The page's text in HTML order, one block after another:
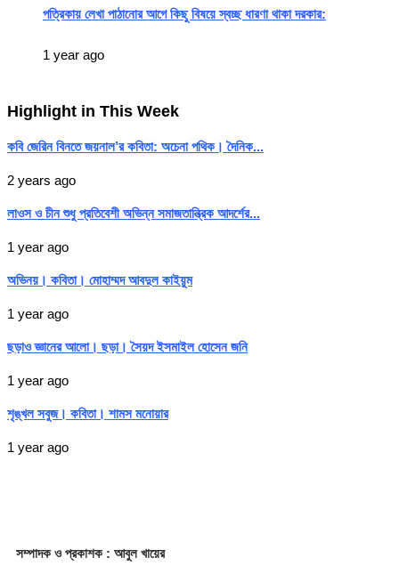
পত্রিকায় লেখা পাঠানোর আগে কিছু বিষয়ে স্বচ্ছ ধারণা থাকা দরকার:
1 year ago
Highlight in This Week
কবি জেরিন বিনতে জয়নাল’র কবিতা: অচেনা পথিক। দৈনিক...
2 years ago
লাওস ও চীন শুধু প্রতিবেশী অভিন্ন সমাজতান্ত্রিক আদর্শের...
1 year ago
অভিনয়। কবিতা। মোহাম্মদ আবদুল কাইয়ুম
1 year ago
ছড়াও জ্ঞানের আলো। ছড়া। সৈয়দ ইসমাইল হোসেন জনি
1 year ago
শৃঙ্খল সবুজ। কবিতা। শামস মনোয়ার
1 year ago
সম্পাদকও প্রকাশক : আবুল খায়ের